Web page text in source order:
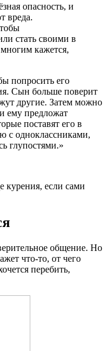
опасность, и
вреда.
стать своими в
кажется,
попросить его
Сын больше поверит
другие. Затем можно
ему предложат
поставят его в
с одноклассниками,
глупостями.»
курения, если сами
общение. Но
что-то, от чего
перебить,